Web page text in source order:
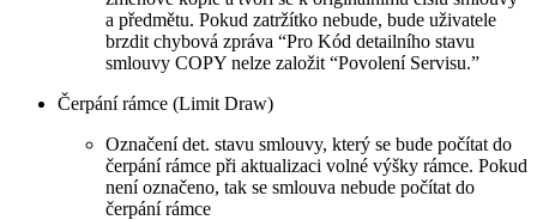
a předmětu. Pokud zatržítko nebude, bude uživatele
brzdit chybová zpráva “Pro Kód detailního stavu
smlouvy COPY nelze založit “Povolení Servisu.”
Čerpání rámce (Limit Draw)
Označení det. stavu smlouvy, který se bude počítat do
čerpání rámce při aktualizaci volné výšky rámce. Pokud
není označeno, tak se smlouva nebude počítat do
čerpání rámce